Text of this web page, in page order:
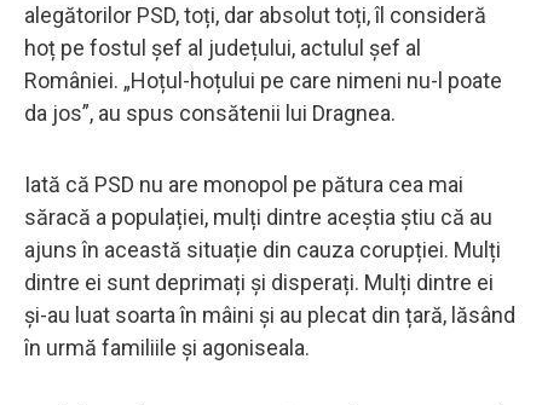
alegătorilor PSD, toți, dar absolut toți, îl consideră
hoț pe fostul șef al județului, actulul șef al
României. „Hoțul-hoțului pe care nimeni nu-l poate
da jos”, au spus consătenii lui Dragnea.
Iată că PSD nu are monopol pe pătura cea mai
săracă a populației, mulți dintre aceștia știu că au
ajuns în această situație din cauza corupției. Mulți
dintre ei sunt deprimați și disperați. Mulți dintre ei
și-au luat soarta în mâini și au plecat din țară, lăsând
în urmă familiile și agoniseala.